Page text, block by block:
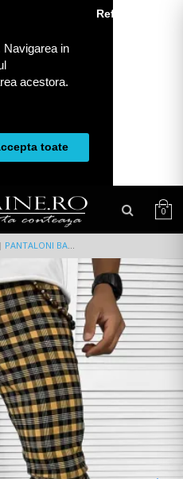
in
acestora.
Refuza toate
toate
0
PANTALONI BARBATI CASUAL IN CAROURI B8017 49-4